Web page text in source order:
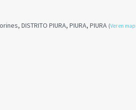
DISTRITO PIURA, PIURA, PIURA (Ver en